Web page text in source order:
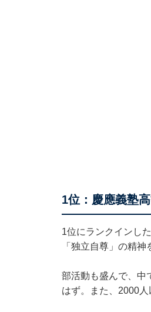
1位：慶應義塾
1位にランクインし
「独立自尊」の精神
部活動も盛んで、中
はず。また、2000